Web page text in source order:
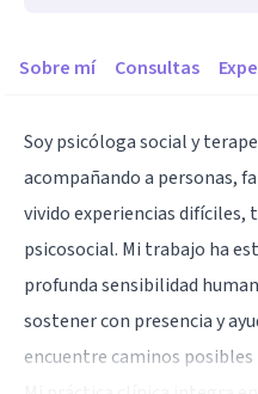
Sobre mí Consultas
Soy psicóloga social y
acompañando a personas,
vivido experiencias difíciles,
psicosocial. Mi trabajo ha
profunda sensibilidad
sostener con presencia y
encuentre caminos